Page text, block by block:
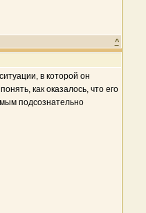
^
в которой он
как оказалось, что его
подсознательно